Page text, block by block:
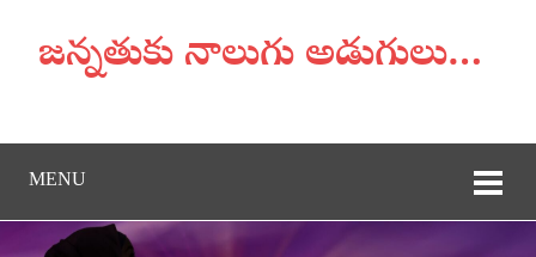
జన్నతుకు నాలుగు అడుగులు…
MENU